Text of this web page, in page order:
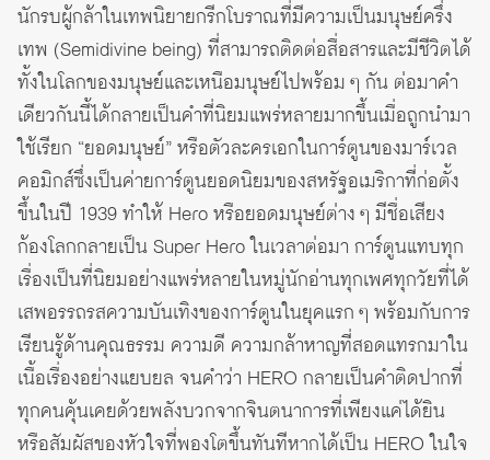
นักรบผู้กล้าในเทพนิยายกรีกโบราณที่มีความเป็นมนุษย์ครึ่ง
เทพ (Semidivine being) ที่สามารถติดต่อสื่อสารและมีชีวิตได้
ทั้งในโลกของมนุษย์และเหนือมนุษย์ไปพร้อม ๆ กัน ต่อมาคำ
เดียวกันนี้ได้กลายเป็นคำที่นิยมแพร่หลายมากขึ้นเมื่อถูกนำมา
ใช้เรียก “ยอดมนุษย์” หรือตัวละครเอกในการ์ตูนของมาร์เวล
คอมิกส์ซึ่งเป็นค่ายการ์ตูนยอดนิยมของสหรัฐอเมริกาที่ก่อตั้ง
ขึ้นในปี 1939 ทำให้ Hero หรือยอดมนุษย์ต่าง ๆ มีชื่อเสียง
ก้องโลกกลายเป็น Super Hero ในเวลาต่อมา การ์ตูนแทบทุก
เรื่องเป็นที่นิยมอย่างแพร่หลายในหมู่นักอ่านทุกเพศทุกวัยที่ได้
เสพอรรถรสความบันเทิงของการ์ตูนในยุคแรก ๆ พร้อมกับการ
เรียนรู้ด้านคุณธรรม ความดี ความกล้าหาญที่สอดแทรกมาใน
เนื้อเรื่องอย่างแยบยล จนคำว่า HERO กลายเป็นคำติดปากที่
ทุกคนคุ้นเคยด้วยพลังบวกจากจินตนาการที่เพียงแค่ได้ยิน
หรือสัมผัสของหัวใจที่พองโตขึ้นทันทีหากได้เป็น HERO ในใจ